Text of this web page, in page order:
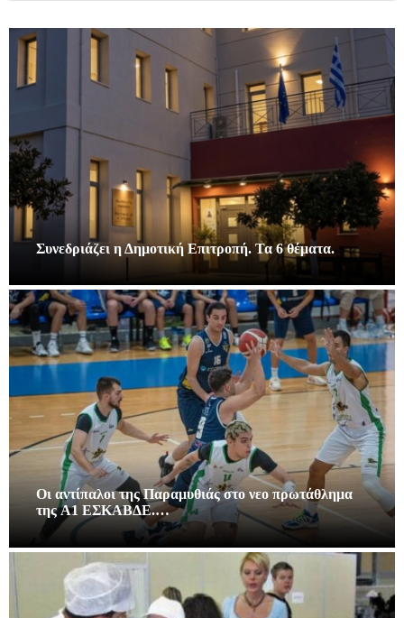
Συνεδριάζει η Δημοτική Επιτροπή. Τα 6 θέματα.
Οι αντίπαλοι της Παραμυθιάς στο νεο πρωτάθλημα
της A1 ΕΣΚΑΒΔΕ.…